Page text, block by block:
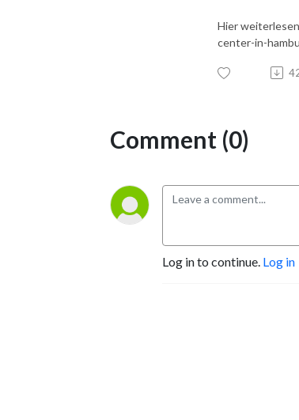
Hier
center-in-
Comment (0)
Log in to continue. Log in